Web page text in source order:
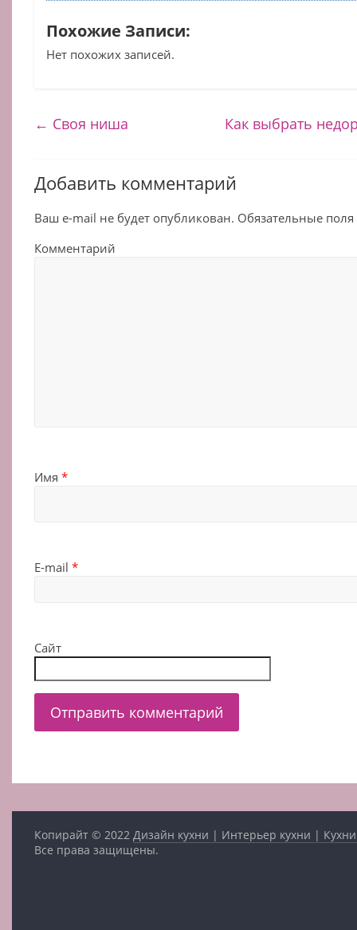
Похожие Записи:
Нет похожих записей.
← Своя ниша Как выбрать
Добавить комментарий
Ваш e-mail не будет опубликован. Обязательные
Комментарий
Имя*
E-mail*
Сайт
Копирайт © 2022Дизайн кухни | Интерьер кухни |
Все права защищены.